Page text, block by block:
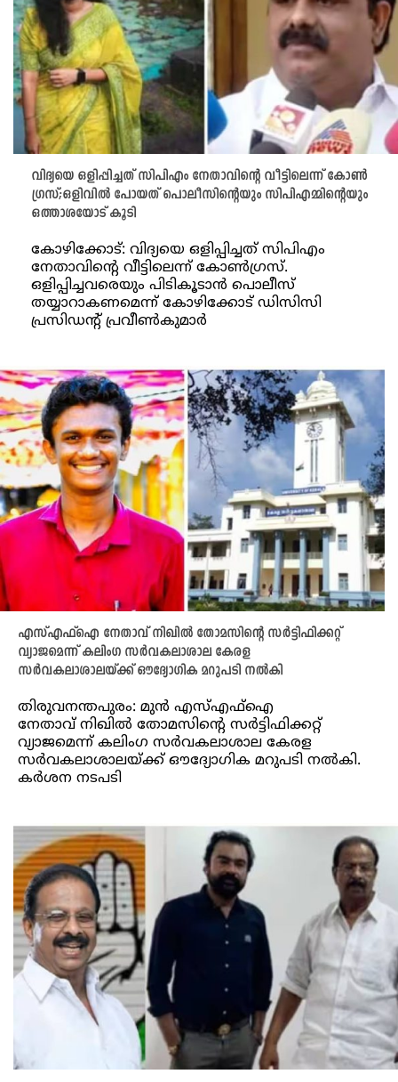
വിദ്യയെ ഒളിപ്പിച്ചത് സിപിഎം നേതാവിന്റെ വീട്ടിലെന്ന് കോൺ​
ഗ്രസ്;ഒളിവിൽ പോയത് പൊലീസിന്റെയും സിപിഎമ്മിന്റെയും
ഒത്താശയോട് കൂടി
കോഴിക്കോട്: വിദ്യയെ ഒളിപ്പിച്ചത് സിപിഎം
നേതാവിന്റെ വീട്ടിലെന്ന് കോൺ​ഗ്രസ്.
ഒളിപ്പിച്ചവരെയും പിടികൂടാൻ പൊലീസ്
തയ്യാറാകണമെന്ന് കോഴിക്കോട് ഡിസിസി
പ്രസിഡന്റ് പ്രവീൺകുമാർ
എസ്എഫ്ഐ നേതാവ് നിഖിൽ തോമസിന്റെ സർട്ടിഫിക്കറ്റ്
വ്യാജമെന്ന് കലിംഗ സർവകലാശാല കേരള
സർവകലാശാലയ്ക്ക് ഔദ്യോഗിക മറുപടി നൽകി
തിരുവനന്തപുരം: മുൻ എസ്എഫ്ഐ
നേതാവ് നിഖിൽ തോമസിന്റെ സർട്ടിഫിക്കറ്റ്
വ്യാജമെന്ന് കലിംഗ സർവകലാശാല കേരള
സർവകലാശാലയ്ക്ക് ഔദ്യോഗിക മറുപടി നൽകി.
കർശന നടപടി